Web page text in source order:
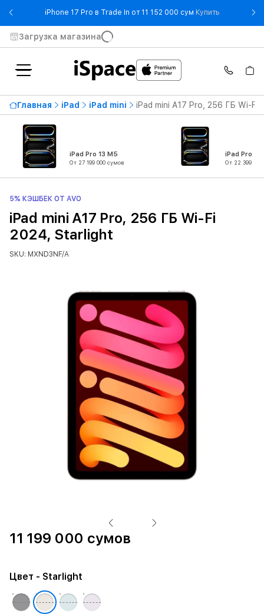
iPhone 17 Pro в Trade In от 11 152 000 сум Купить- iPhone 17
Загрузка магазина
Главная iPad iPad mini iPad mini A17 Pro, 256 ГБ Wi-Fi
iPad Pro 13 M5
От 27 199 000 сумов
iPad Pro 11
От 22 399 000
5% КЭШБЕК ОТ AVO
iPad mini A17 Pro, 256 ГБ Wi-Fi
2024, Starlight
SKU: MXND3NF/A
11 199 000 сумов
Цвет - Starlight